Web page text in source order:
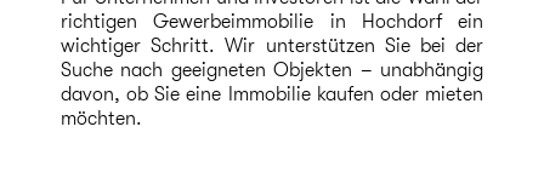
richtigen Gewerbeimmobilie in Hochdorf ein
wichtiger Schritt. Wir unterstützen Sie bei der
Suche nach geeigneten Objekten – unabhängig
davon, ob Sie eine Immobilie kaufen oder mieten
möchten.